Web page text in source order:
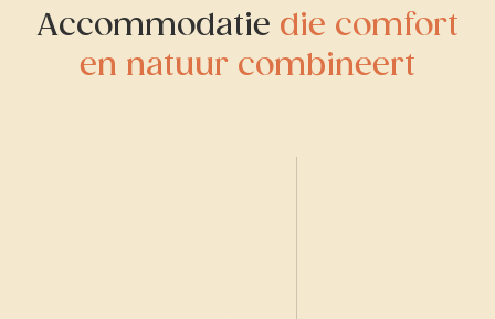
Accommodatie die comfort
en natuur combineert